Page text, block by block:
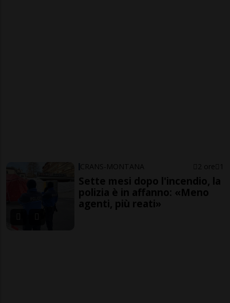
CRANS-MONTANA 2 ore 1
Sette mesi dopo l'incendio, la
polizia è in affanno: «Meno
agenti, più reati»